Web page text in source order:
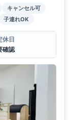
キャンセル可
子連れOK
休日
確認